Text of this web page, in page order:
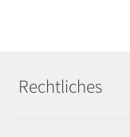
Rechtliches